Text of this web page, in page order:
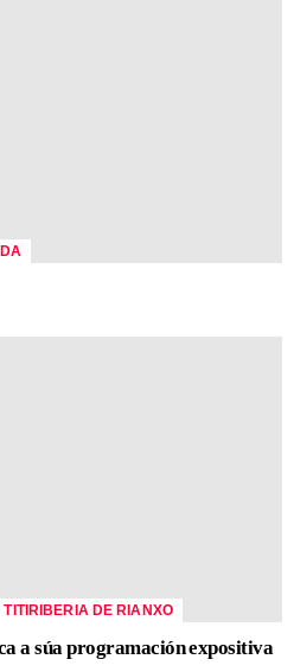
TITIRIBERIA DE RIANXO
a súa programación expositiva